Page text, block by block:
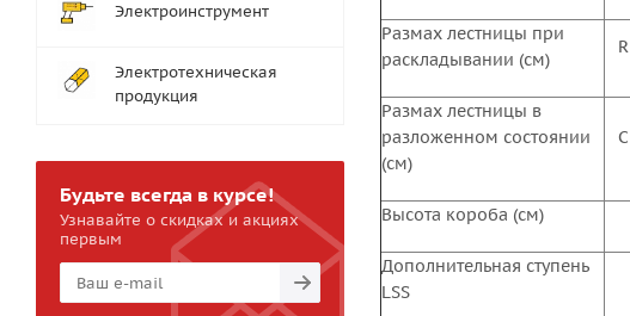
Размах лестницы при
раскладывании (см)
R
Размах лестницы в
разложенном состоянии
(см)
C
Высота короба (см)
Дополнительная ступень
LSS
Электроинструмент
Электротехническая
продукция
Будьте всегда в курсе!
Узнавайте о скидках и акциях
первым